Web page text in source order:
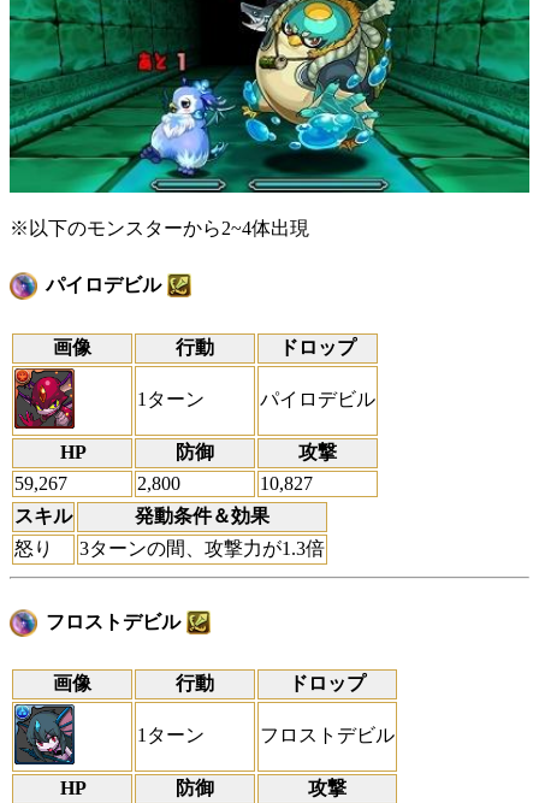
※以下のモンスターから2~4体出現
パイロデビル
画像 行動 ドロップ
1ターン パイロデビル
HP 防御
攻撃
59,267
2,800
10,827
スキル
発動条件＆効果
怒り
3ターンの間、攻撃力が1.3倍
フロストデビル
画像 行動 ドロップ
1ターン フロストデビル
HP 防御
攻撃